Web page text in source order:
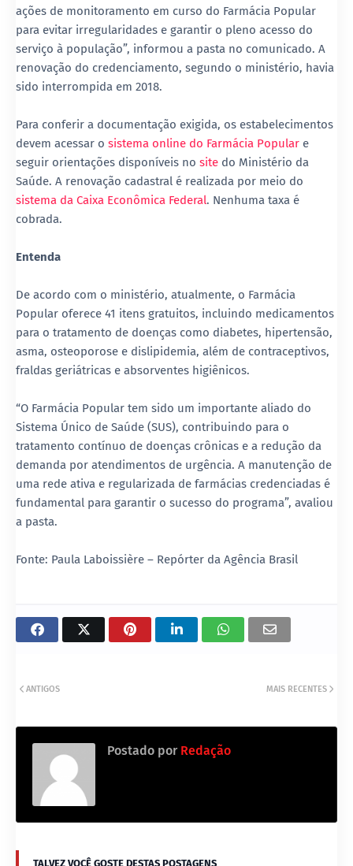
ações de monitoramento em curso do Farmácia Popular
para evitar irregularidades e garantir o pleno acesso do
serviço à população”, informou a pasta no comunicado. A
renovação do credenciamento, segundo o ministério, havia
sido interrompida em 2018.
Para conferir a documentação exigida, os estabelecimentos
devem acessar o sistema online do Farmácia Popular e
seguir orientações disponíveis no site do Ministério da
Saúde. A renovação cadastral é realizada por meio do
sistema da Caixa Econômica Federal. Nenhuma taxa é
cobrada.
Entenda
De acordo com o ministério, atualmente, o Farmácia
Popular oferece 41 itens gratuitos, incluindo medicamentos
para o tratamento de doenças como diabetes, hipertensão,
asma, osteoporose e dislipidemia, além de contraceptivos,
fraldas geriátricas e absorventes higiênicos.
“O Farmácia Popular tem sido um importante aliado do
Sistema Único de Saúde (SUS), contribuindo para o
tratamento contínuo de doenças crônicas e a redução da
demanda por atendimentos de urgência. A manutenção de
uma rede ativa e regularizada de farmácias credenciadas é
fundamental para garantir o sucesso do programa”, avaliou
a pasta.
Fonte: Paula Laboissière – Repórter da Agência Brasil
MAIS RECENTES
ANTIGOS
Postado por Redação
TALVEZ VOCÊ GOSTE DESTAS POSTAGENS